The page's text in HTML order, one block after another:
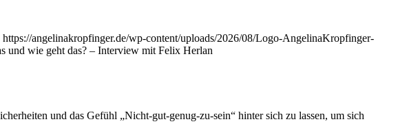
https://angelinakropfinger.de/wp-content/uploads/2026/08/Logo-AngelinaKropfinger-
und wie geht das? – Interview mit Felix Herlan
und das Gefühl „Nicht-gut-genug-zu-sein“ hinter sich zu lassen, um sich